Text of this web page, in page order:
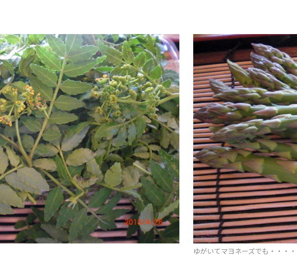
ゆがいてマヨネーズでも・・・・